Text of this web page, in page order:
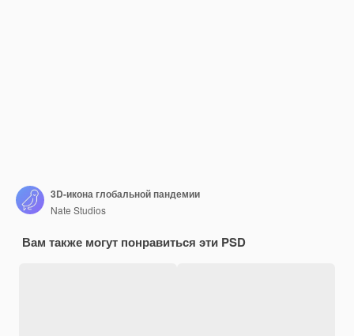
3D-икона глобальной пандемии
Nate Studios
Вам также могут понравиться эти PSD